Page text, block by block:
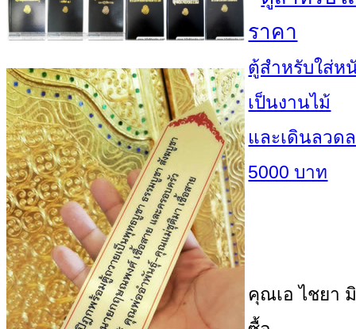
ตู้สำหรับใส่ห
เป็นงานไม้
และเดินลวด
5000 บาท
คุณเอ ไชยา